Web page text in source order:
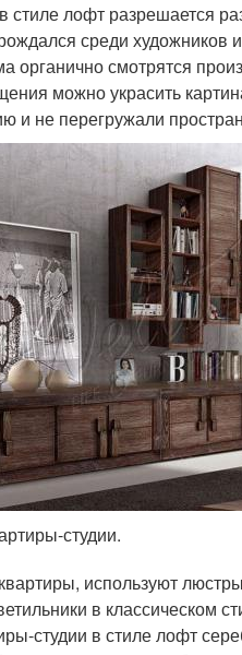
стиле лофт разрешается
среди
смотрятся
можно украсить
и не перегружали
студии.
используют
в классическом
студии в стиле лофт